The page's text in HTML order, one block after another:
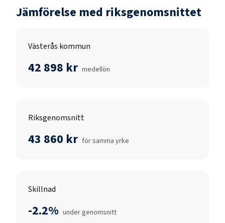
Jämförelse med riksgenomsnittet
Västerås kommun
42 898 kr medellön
Riksgenomsnitt
43 860 kr för samma yrke
Skillnad
-2.2% under genomsnitt